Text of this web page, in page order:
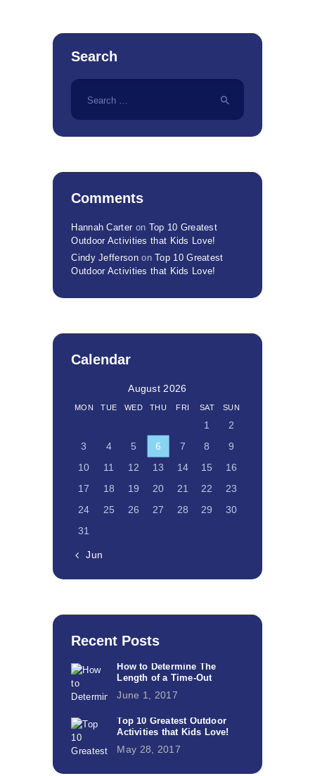
Search
Search
Comments
Hannah Carter on Top 10 Greatest
Outdoor Activities that Kids Love!
Cindy JeffersononTop 10 Greatest
Outdoor Activities that Kids Love!
Calendar
August 2026
MON TUE WED THU FRI SAT SUN
1
2
3
4 5 6 7 8
9
10
11 12 13 14 15
16
17
18 19 20 21 22
23
24
25 26 27 28 29
30
31
« Jun
Recent Posts
How to Determine The
Length of a Time-Out
June 1, 2017
Top 10 Greatest Outdoor
Activities that Kids Love!
May 28, 2017